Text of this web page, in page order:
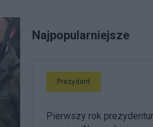
Najpopularniejsze
Prezydent
Pierwszy rok